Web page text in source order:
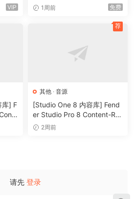
VIP
x (Woodwind Experiments)
1周前 免费
库] F
其他 · 音源
[Studio One 8 内容库] Fend
er Studio Pro 8 Content-R2
R（33.5GB）
2周前
荐
请先 登录